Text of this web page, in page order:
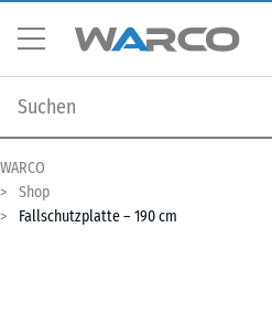
WARCO
Shop
Fallschutzplatte – 190 cm